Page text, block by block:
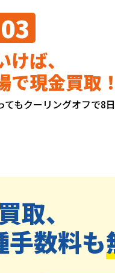
03
ば、
で現金買取！
てもクーリングオフで8
取、
手数料も